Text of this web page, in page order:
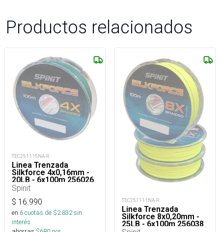
Productos relacionados
TEC251115NA-R
Linea Trenzada
Silkforce 4x0,16mm -
20LB - 6x100m 256026
Spinit
$ 16.990
en 6cuotas de $2.832sin
interés
TEC251111NA-R
Linea Trenzada
Silkforce 8x0,20mm -
25LB - 6x100m 256038